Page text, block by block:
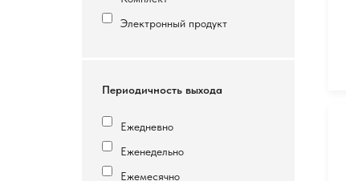
Электронный продукт
Периодичность выхода
Ежедневно
Еженедельно
Ежемесячно